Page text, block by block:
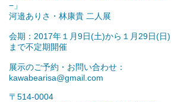
−」
河邉ありさ・林康貴 二人展
会期：2017年１月9日(土)から１月29日(日)
まで不定期開催
展示のご予約・お問い合わせ：
kawabearisa@gmail.com
〒514-0004